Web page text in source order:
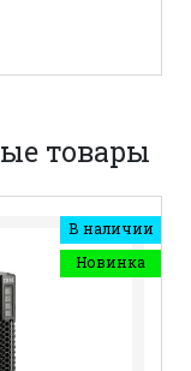
товары
В наличии
Новинка